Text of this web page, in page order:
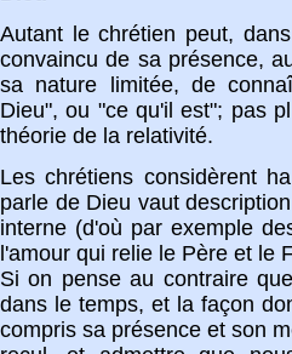
Autant le chrétien peut,
convaincu de sa présence,
sa nature limitée, de
Dieu", ou "ce qu'il est"; pas
théorie de la relativité.
Les chrétiens considèrent
parle de Dieu vaut
interne (d'où par exemple
l'amour qui relie le Père et le
Si on pense au contraire
dans le temps, et la façon
compris sa présence et son